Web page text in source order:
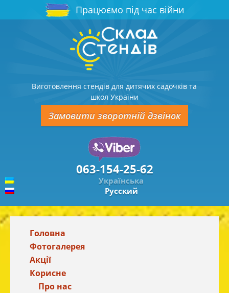
Працюємо під час війни
Виготовлення стендів для дитячих садочків та
школ України
Замовити зворотній дзвінок
063-154-25-62
Українська
Русский
Головна
Фотогалерея
Акції
Корисне
Про нас